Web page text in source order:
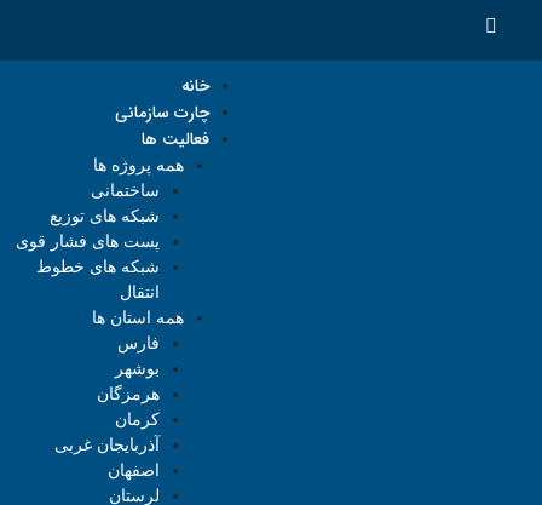
خانه
چارت سازمانی
فعالیت ها
همه پروژه ها
ساختمانی
شبکه های توزیع
پست های فشار قوی
شبکه های خطوط
انتقال
همه استان ها
فارس
بوشهر
هرمزگان
کرمان
آذربایجان غربی
اصفهان
لرستان